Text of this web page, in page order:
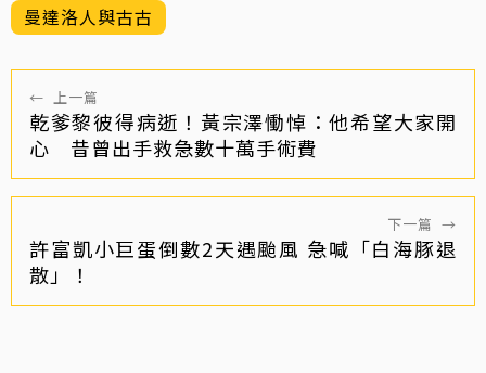
曼達洛人與古古
← 上一篇
乾爹黎彼得病逝！黃宗澤慟悼：他希望大家開
心 昔曾出手救急數十萬手術費
下一篇 →
許富凱小巨蛋倒數2天遇颱風 急喊「白海豚退
散」！